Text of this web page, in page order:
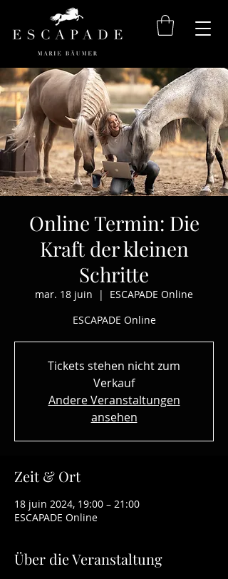
Online Termin: Die
Kraft der kleinen
Schritte
mar. 18 juin
  |
ESCAPADE Online
ESCAPADE Online
Tickets stehen nicht zum
Verkauf
Andere Veranstaltungen
ansehen
Zeit & Ort
18 juin 2024, 19:00 – 21:00
ESCAPADE Online
Über die Veranstaltung